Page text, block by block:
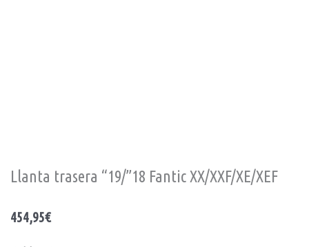
Llanta trasera “19/”18 Fantic XX/XXF/XE/XEF
454,95€